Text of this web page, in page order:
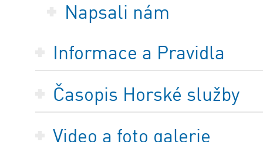
Napsali nám
Informace a Pravidla
Časopis Horské služby
Video a foto galerie